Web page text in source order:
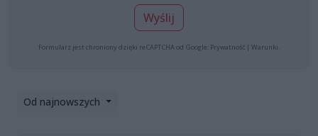
Wyślij
Formularz jest chroniony dzięki reCAPTCHA od Google: Prywatność | Warunki
Od najnowszych